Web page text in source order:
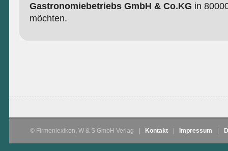
Gastronomiebetriebs GmbH & Co.KG in
möchten.
© Firmenlexikon, W & S GmbH Verlag Kontakt Impressum